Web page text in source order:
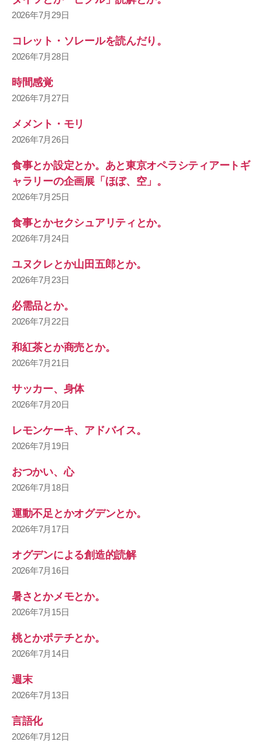
2026年7月29日
コレット・ソレールを読んだり。
2026年7月28日
時間感覚
2026年7月27日
メメント・モリ
2026年7月26日
食事とか設定とか。あと東京オペラシティアートギ
ャラリーの企画展「ほぼ、空」。
2026年7月25日
食事とかセクシュアリティとか。
2026年7月24日
ユヌクレとか山田五郎とか。
2026年7月23日
必需品とか。
2026年7月22日
和紅茶とか商売とか。
2026年7月21日
サッカー、身体
2026年7月20日
レモンケーキ、アドバイス。
2026年7月19日
おつかい、心
2026年7月18日
運動不足とかオグデンとか。
2026年7月17日
オグデンによる創造的読解
2026年7月16日
暑さとかメモとか。
2026年7月15日
桃とかポテチとか。
2026年7月14日
週末
2026年7月13日
言語化
2026年7月12日